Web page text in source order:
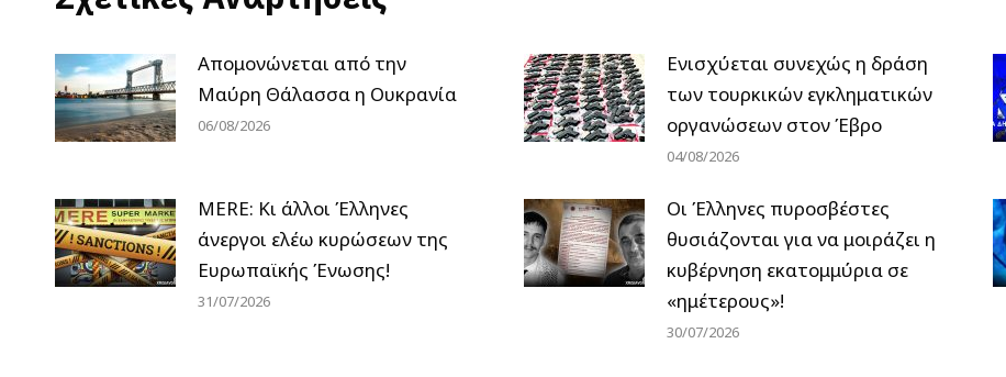
Απομονώνεται από την
Μαύρη Θάλασσα η Ουκρανία
06/08/2026
Ενισχύεται συνεχώς η δράση
των τουρκικών εγκληματικών
οργανώσεων στον Έβρο
04/08/2026
MERE: Κι άλλοι Έλληνες
άνεργοι ελέω κυρώσεων της
Ευρωπαϊκής Ένωσης!
31/07/2026
Οι Έλληνες πυροσβέστες
θυσιάζονται για να μοιράζει η
κυβέρνηση εκατομμύρια σε
«ημέτερους»!
30/07/2026